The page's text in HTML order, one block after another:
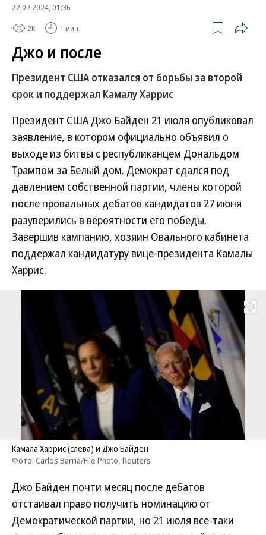
22.07.2024, 01:36
2K 1 мин.
Джо и после
Президент США отказался от борьбы за второй
срок и поддержал Камалу Харрис
Президент США Джо Байден 21 июля опубликовал
заявление, в котором официально объявил о
выходе из битвы с республиканцем Дональдом
Трампом за Белый дом. Демократ сдался под
давлением собственной партии, члены которой
после провальных дебатов кандидатов 27 июня
разуверились в вероятности его победы.
Завершив кампанию, хозяин Овального кабинета
поддержал кандидатуру вице-президента Камалы
Харрис.
Развернуть
Камала Харрис (слева) и Джо Байден
Фото: Carlos Barria/File Photo, Reuters
Джо Байден почти месяц после дебатов
отстаивал право получить номинацию от
Демократической партии, но 21 июля все-таки